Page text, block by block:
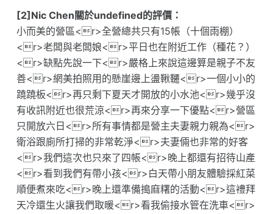
[2]Nic Chen關於undefined的評價：
小而美的營區<r>全營總共只有15帳（十個雨棚）
<r>老闆與老闆娘<r>平日也在附近工作（種花？）
<r>缺點先說一下<r>嚴格上來說這邊算是親子不友
善<r>網美拍照用的懸崖邊上盪鞦韆<r>一個小小的
蹺蹺板<r>再只剩下夏天才開放的小水池<r>幾乎沒
有收訊附近也很荒涼<r>再來分享一下優點<r>營區
只開放六日<r>所有事情都是營主夫妻親力親為<r>
衛浴跟廁所打掃的非常乾淨<r>夫妻倆也非常的好客
<r>我們這次也只來了四帳<r>晚上都還有招待山產
<r>看到我們有帶小孩<r>白天帶小朋友體驗採紅菜
順便煮來吃<r>晚上還準備搗麻糬的活動<r>這禮拜
天冷還生火讓我們取暖<r>看我偷接水管在洗車<r>